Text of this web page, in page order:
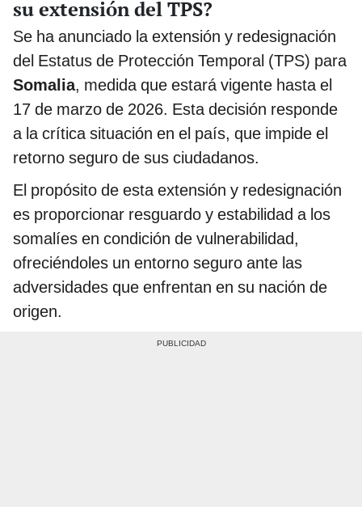
su extensión del TPS?
Se ha anunciado la extensión y redesignación
del Estatus de Protección Temporal (TPS) para
Somalia, medida que estará vigente hasta el
17 de marzo de 2026. Esta decisión responde
a la crítica situación en el país, que impide el
retorno seguro de sus ciudadanos.
El propósito de esta extensión y redesignación
es proporcionar resguardo y estabilidad a los
somalíes en condición de vulnerabilidad,
ofreciéndoles un entorno seguro ante las
adversidades que enfrentan en su nación de
origen.